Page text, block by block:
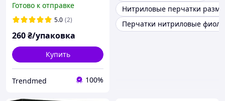
чёрные размер L (100
шт/50 пар/уп)
Готово к отправке
5.0 (2)
260₴/упаковка
Купить
Trendmed 100%
Нитриловые перчатки
Перчатки нитриловые